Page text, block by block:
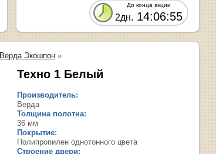
До конца акции
2дн. 14:06:55
Верда Экошпон »
Техно 1 Белый
Производитель:
Верда
Толщина полотна:
36 мм
Покрытие:
Полипропилен однотонного цвета
Строение двери: